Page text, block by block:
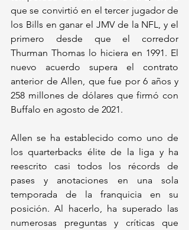
que se convirtió en el tercer jugador de
los Bills en ganar el JMV de la NFL, y el
primero desde que el corredor
Thurman Thomas lo hiciera en 1991. El
nuevo acuerdo supera el contrato
anterior de Allen, que fue por 6 años y
258 millones de dólares que firmó con
Buffalo en agosto de 2021.
Allen se ha establecido como uno de
los quarterbacks élite de la liga y ha
reescrito casi todos los récords de
pases y anotaciones en una sola
temporada de la franquicia en su
posición. Al hacerlo, ha superado las
numerosas preguntas y críticas que